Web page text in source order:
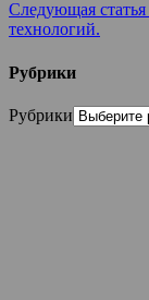
Следующая статья
технологий.
Рубрики
Рубрики